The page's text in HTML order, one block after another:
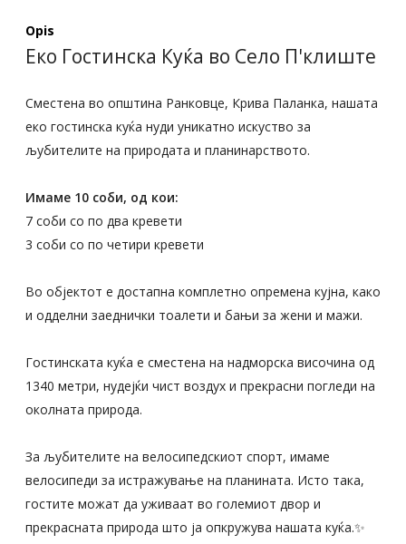
Opis
Еко Гостинска Куќа во Село П'клиште
Сместена во општина Ранковце, Крива Паланка, нашата
еко гостинска куќа нуди уникатно искуство за
љубителите на природата и планинарството.
Имаме 10 соби, од кои:
7 соби со по два кревети
3 соби со по четири кревети
Во објектот е достапна комплетно опремена кујна, како
и одделни заеднички тоалети и бањи за жени и мажи.
Гостинската куќа е сместена на надморска височина од
1340 метри, нудејќи чист воздух и прекрасни погледи на
околната природа.
За љубителите на велосипедскиот спорт, имаме
велосипеди за истражување на планината. Исто така,
гостите можат да уживаат во големиот двор и
прекрасната природа што ја опкружува нашата куќа.✨